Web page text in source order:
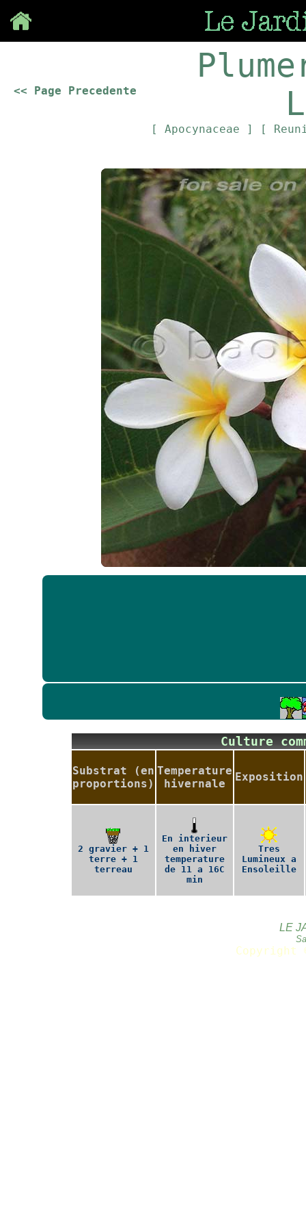
<< Page Precedente
[ Apocynaceae ] [
Culture
Substrat (en
proportions)
Temperature
hivernale
Exposition
2 gravier + 1
terre + 1
terreau
En interieur
en hiver
temperature
de 11 a 16C
min
Tres
Lumineux a
Ensoleille
LE
Copyright